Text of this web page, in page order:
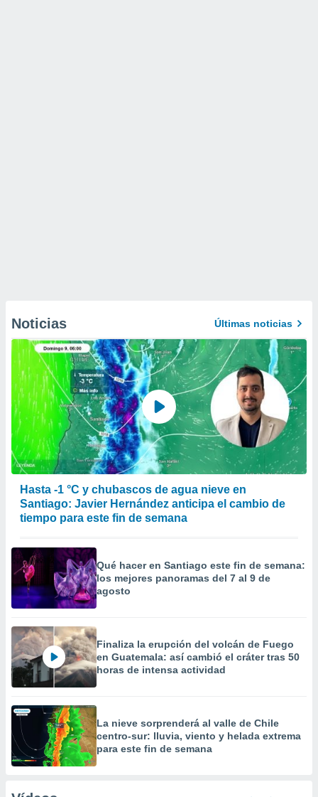
Noticias Últimas noticias
Hasta -1 °C y chubascos de agua nieve en
Santiago: Javier Hernández anticipa el cambio de
tiempo para este fin de semana
Qué hacer en Santiago este fin de semana:
los mejores panoramas del 7 al 9 de
agosto
Finaliza la erupción del volcán de Fuego
en Guatemala: así cambió el cráter tras 50
horas de intensa actividad
La nieve sorprenderá al valle de Chile
centro-sur: lluvia, viento y helada extrema
para este fin de semana